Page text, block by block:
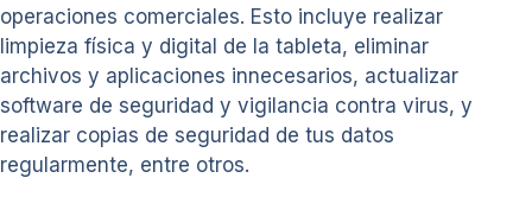
operaciones comerciales. Esto incluye realizar
limpieza física y digital de la tableta, eliminar
archivos y aplicaciones innecesarios, actualizar
software de seguridad y vigilancia contra virus, y
realizar copias de seguridad de tus datos
regularmente, entre otros.